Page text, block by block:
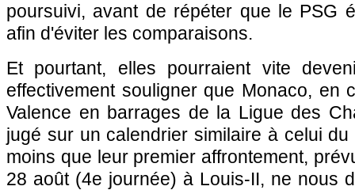
poursuivi, avant de répéter que le PSG
afin d'éviter les comparaisons.
Et pourtant, elles pourraient vite
effectivement souligner que Monaco, en
Valence en barrages de la Ligue des
jugé sur un calendrier similaire à celui
moins que leur premier affrontement,
28 août (4e journée) à Louis-II, ne nous